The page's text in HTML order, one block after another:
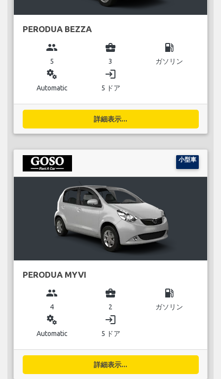
PERODUA BEZZA
group
5
business_center
3
local_gas_station
ガソリン
miscellaneous_services
Automatic
login
5 ドア
詳細表示...
小型車
PERODUA MYVI
group
4
business_center
2
local_gas_station
ガソリン
miscellaneous_services
Automatic
login
5 ドア
詳細表示...